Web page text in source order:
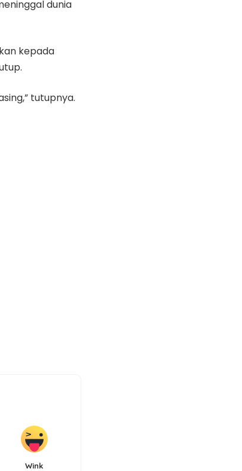
dunia
kepada
tutupnya.
Wink